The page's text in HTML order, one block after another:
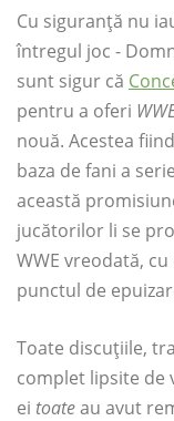
Cu siguranță nu
întregul joc -
sunt sigur că
pentru a oferi
nouă. Acestea
baza de fani a
această
jucătorilor li se
WWE vreodată,
punctul de
Toate discuțiile,
complet lipsite de
ei toateau avut